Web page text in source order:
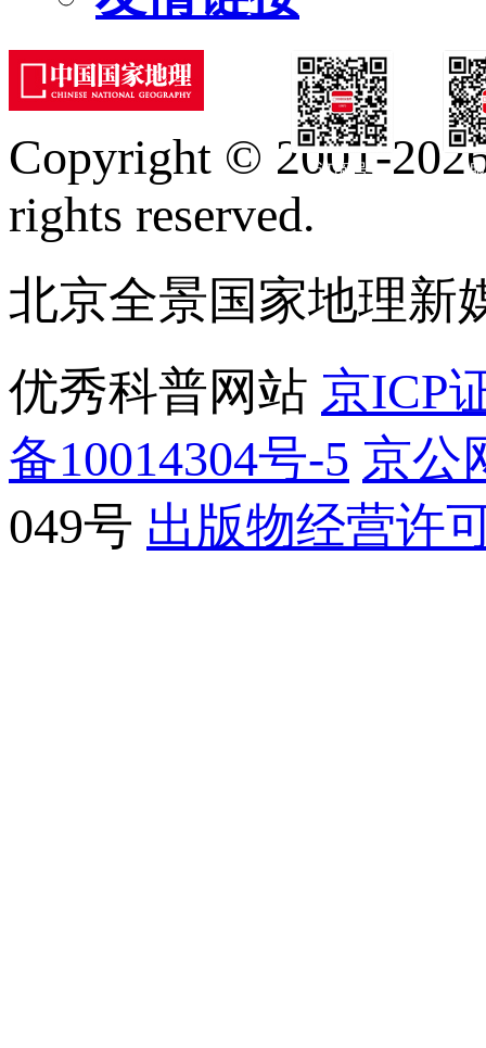
订阅号
Copyright © 2001-
rights reserved.
北京全景国家地理新
优秀科普网站 京ICP
备10014304号-5 京公
049号 出版物经营许